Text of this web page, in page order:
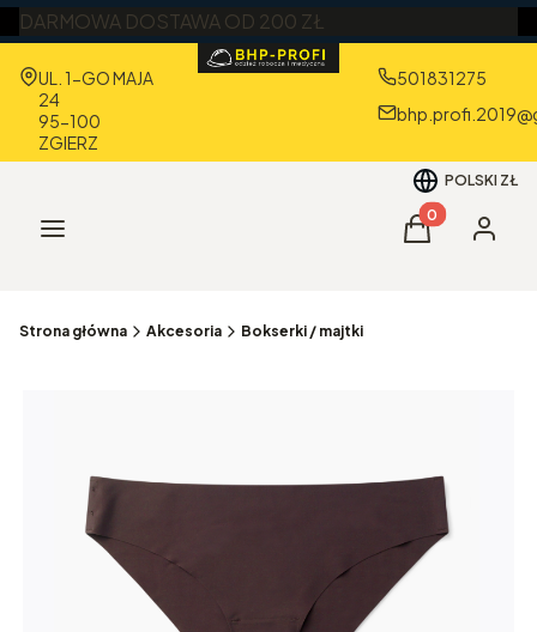
DARMOWA DOSTAWA OD 200 ZŁ
Adres:
UL. 1-GO MAJA
24
95-100
ZGIERZ
501831275
POLSKI ZŁ
Menu Produkty w
Koszyk
Strona główna Akcesoria Bokserki / majtki